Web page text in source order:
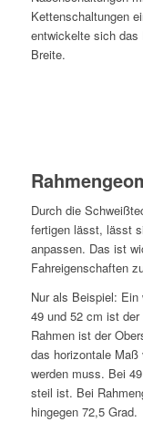
Kettenschaltungen
entwickelte sich das
Breite.
Durch die
fertigen lässt, lässt
anpassen. Das ist
Fahreigenschaften
Nur als Beispiel: Ein
49 und 52 cm ist
Rahmen ist der
das horizontale
werden muss. Bei
steil ist. Bei
hingegen 72,5 Grad.